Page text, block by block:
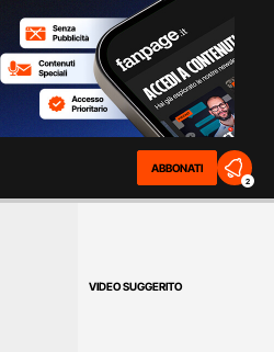
ABBONATI
2
VIDEO SUGGERITO